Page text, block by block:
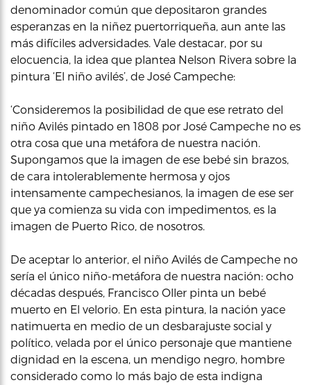
denominador común que depositaron grandes
esperanzas en la niñez puertorriqueña, aun ante las
más difíciles adversidades. Vale destacar, por su
elocuencia, la idea que plantea Nelson Rivera sobre la
pintura ‘El niño avilés’, de José Campeche:
‘Consideremos la posibilidad de que ese retrato del
niño Avilés pintado en 1808 por José Campeche no es
otra cosa que una metáfora de nuestra nación.
Supongamos que la imagen de ese bebé sin brazos,
de cara intolerablemente hermosa y ojos
intensamente campechesianos, la imagen de ese ser
que ya comienza su vida con impedimentos, es la
imagen de Puerto Rico, de nosotros.
De aceptar lo anterior, el niño Avilés de Campeche no
sería el único niño-metáfora de nuestra nación: ocho
décadas después, Francisco Oller pinta un bebé
muerto en El velorio. En esta pintura, la nación yace
natimuerta en medio de un desbarajuste social y
político, velada por el único personaje que mantiene
dignidad en la escena, un mendigo negro, hombre
considerado como lo más bajo de esta indigna